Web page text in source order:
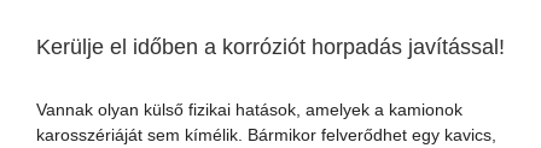
Kerülje el időben a korróziót horpadás javítással!
Vannak olyan külső fizikai hatások, amelyek a kamionok
karosszériáját sem kímélik. Bármikor felverődhet egy kavics,